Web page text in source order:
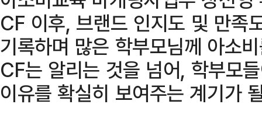
CF 이후, 브랜드 인지도 및 만족
기록하며 많은 학부모님께 아소
CF는 알리는 것을 넘어, 학부모
이유를 확실히 보여주는 계기가